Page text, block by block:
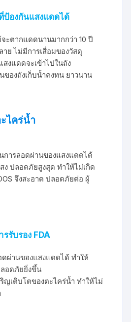
ป้องกันแสงแดดได้
ะตากแดดนานมากกว่า 10 ปี
ย ไม่มีการเสื่อมของวัสดุ
งแดดจะเข้าไปในถัง
ของถังเก็บน้ำคงทน ยาวนาน
ไคร่น้ำ
การลอดผ่านของแสงแดดได้
ง ปลอดภัยสูงสุด ทำให้ไม่เกิด
จึงสะอาด ปลอดภัยต่อ ผู้
รรับรอง FDA
ดผ่านของแสงแดดได้ ทำให้
อดภัยยิ่งขึ้น
ญเติบโตของตะไคร่น้ำ ทำให้ไม่